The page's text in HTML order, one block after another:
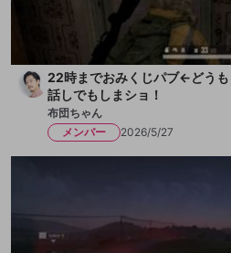
22時までおみくじパブ←どう
話しでもしまショ！
布団ちゃん
メンバー
2026/5/27